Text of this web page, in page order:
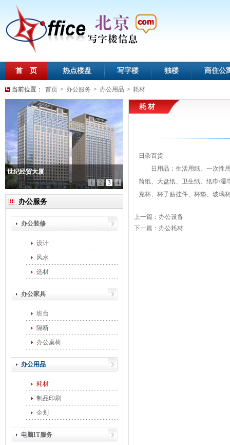
首 页 热点楼盘 写字楼 独楼 商住公
当前位置： 首页 > 办公服务 > 办公用品 > 耗材
世纪经贸大厦
1 2 3 4
办公服务
办公装修
设计
风水
选材
办公家具
班台
隔断
办公桌椅
办公用品
耗材
制品印刷
企划
电脑IT服务
耗材
日杂百货
日用品：生活用纸、一次性用
筒纸、大盘纸、卫生纸、纸巾/湿
克杯、杯子贴挂件、杯垫、玻璃
上一篇： 办公设备
下一篇： 办公耗材